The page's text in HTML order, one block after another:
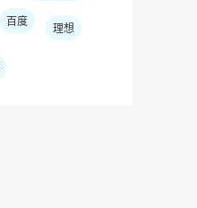
百度 理想